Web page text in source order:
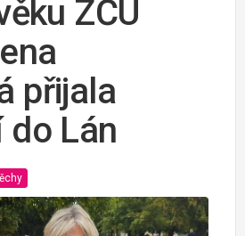
ZČU
přijala
do Lán